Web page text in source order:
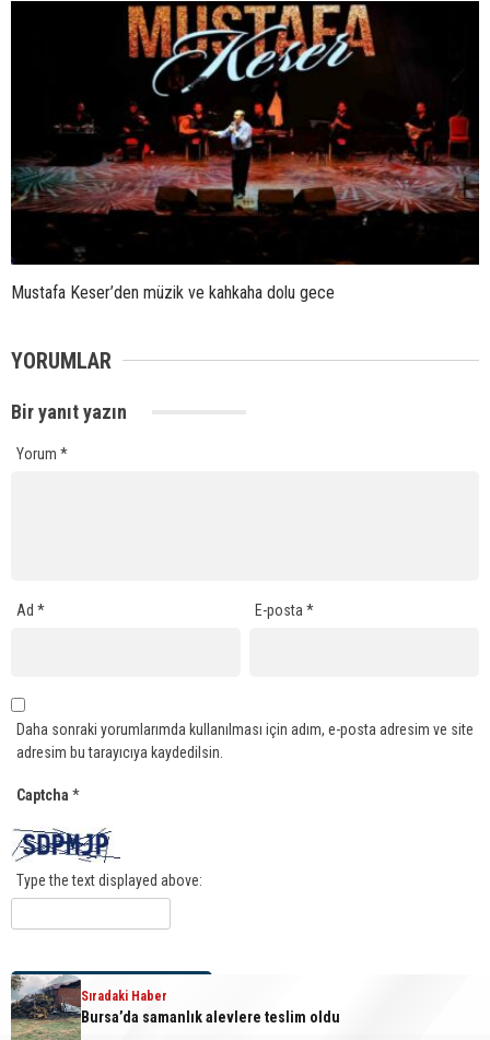
Sıradaki Haber
Mustafa Keser’den müzik ve kahkaha dolu gece
YORUMLAR
Bir yanıt yazın
Yorum *
Ad * E-posta*
Daha sonraki yorumlarımda kullanılması için adım, e-posta adresim ve site
adresim bu tarayıcıya kaydedilsin.
Captcha *
Type the text displayed above:
Sıradaki Haber
Bursa’da samanlık alevlere teslim oldu